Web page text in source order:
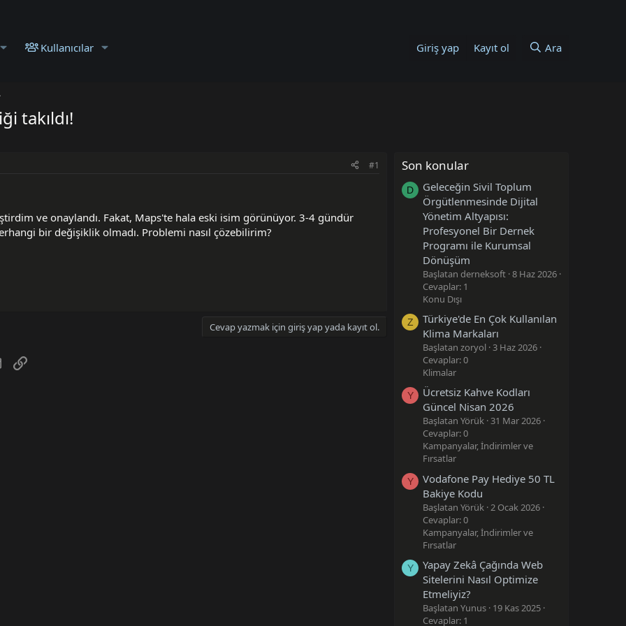
Kullanıcılar Giriş yap Kayıt ol Ara
takıldı!
#1
ve onaylandı. Fakat, Maps'te hala eski isim görünüyor. 3-4 gündür
bir değişiklik olmadı. Problemi nasıl çözebilirim?
Cevap yazmak için giriş yap yada kayıt ol.
E-postaLink
Son konular
D
Geleceğin Sivil Toplum
Örgütlenmesinde Dijital
Yönetim Altyapısı:
Profesyonel Bir Dernek
Programı ile Kurumsal
Dönüşüm
Başlatan derneksoft 8 Haz 2026
Cevaplar: 1
Konu Dışı
Z
Türkiye'de En Çok Kullanılan
Klima Markaları
Başlatan zoryol 3 Haz 2026
Cevaplar: 0
Klimalar
Y
Ücretsiz Kahve Kodları
Güncel Nisan 2026
Başlatan Yörük 31 Mar 2026
Cevaplar: 0
Kampanyalar, İndirimler ve
Fırsatlar
Y
Vodafone Pay Hediye 50 TL
Bakiye Kodu
Başlatan Yörük 2 Ocak 2026
Cevaplar: 0
Kampanyalar, İndirimler ve
Fırsatlar
Y
Yapay Zekâ Çağında Web
Sitelerini Nasıl Optimize
Etmeliyiz?
Başlatan Yunus 19 Kas 2025
Cevaplar: 1